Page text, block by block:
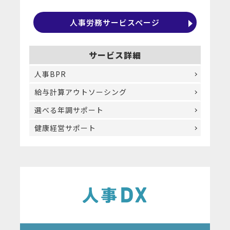
人事労務サービスページ
サービス詳細
人事BPR
給与計算アウトソーシング
選べる年調サポート
健康経営サポート